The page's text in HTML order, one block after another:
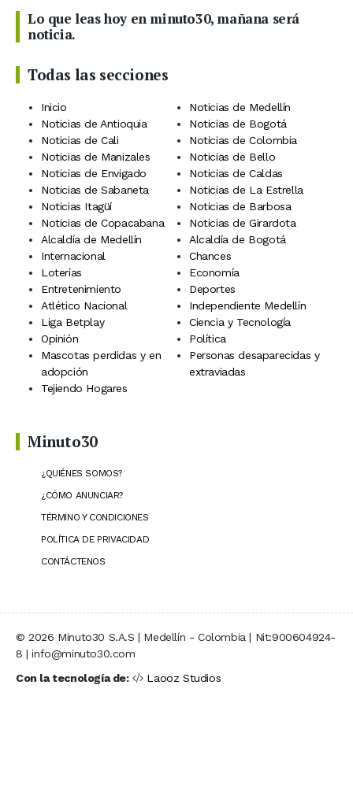
Lo que leas hoy en minuto30, mañana será
noticia.
Todas las secciones
Inicio
Noticias de Medellín
Noticias de Antioquia
Noticias de Bogotá
Noticias de Cali
Noticias de Colombia
Noticias de Manizales
Noticias de Bello
Noticias de Envigado
Noticias de Caldas
Noticias de Sabaneta
Noticias de La Estrella
Noticias Itagüí
Noticias de Barbosa
Noticias de Copacabana
Noticias de Girardota
Alcaldía de Medellín
Alcaldía de Bogotá
Internacional
Chances
Loterías
Economía
Entretenimiento
Deportes
Atlético Nacional
Independiente Medellín
Liga Betplay
Ciencia y Tecnología
Opinión
Política
Mascotas perdidas y en
adopción
Personas desaparecidas y
extraviadas
Tejiendo Hogares
Minuto30
¿QUIÉNES SOMOS?
¿CÓMO ANUNCIAR?
TÉRMINO Y CONDICIONES
POLÍTICA DE PRIVACIDAD
CONTÁCTENOS
© 2026 Minuto30 S.A.S | Medellín - Colombia | Nit:900604924-
8 | info@minuto30.com
Con la tecnología de:
Laooz Studios